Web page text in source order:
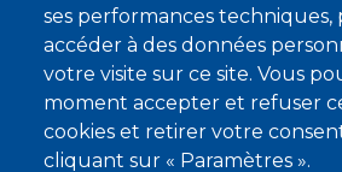
ses performances
accéder à des données
votre visite sur ce site. Vous
moment accepter et refuser
cookies et retirer votre
cliquant sur « Paramètres ».
Qui sommes-nous ?
Devenir membre